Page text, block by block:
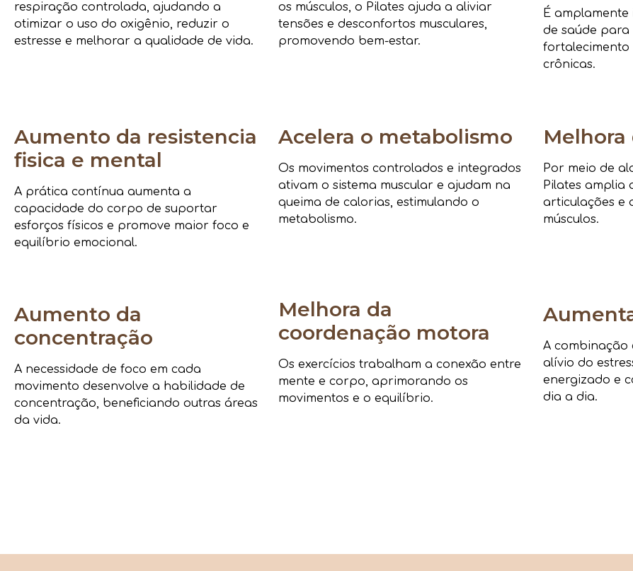
respiração controlada, ajudando a
otimizar o uso do oxigênio, reduzir o
estresse e melhorar a qualidade de vida.
os músculos, o Pilates ajuda a aliviar
tensões e desconfortos musculares,
promovendo bem-estar.
É
de saúde
fortalecimento
crônicas.
Aumento da resistencia
fisica e mental
A prática contínua aumenta a
capacidade do corpo de suportar
esforços físicos e promove maior foco e
equilíbrio emocional.
Acelera o metabolismo
Os movimentos controlados e integrados
ativam o sistema muscular e ajudam na
queima de calorias, estimulando o
metabolismo.
Por meio de
Pilates amplia
articulações e
músculos.
Aumento da
concentração
A necessidade de foco em cada
movimento desenvolve a habilidade de
concentração, beneficiando outras áreas
da vida.
Melhora da
coordenação motora
Os exercícios trabalham a conexão entre
mente e corpo, aprimorando os
movimentos e o equilíbrio.
A combinação
alívio do
energizado e
dia a dia.